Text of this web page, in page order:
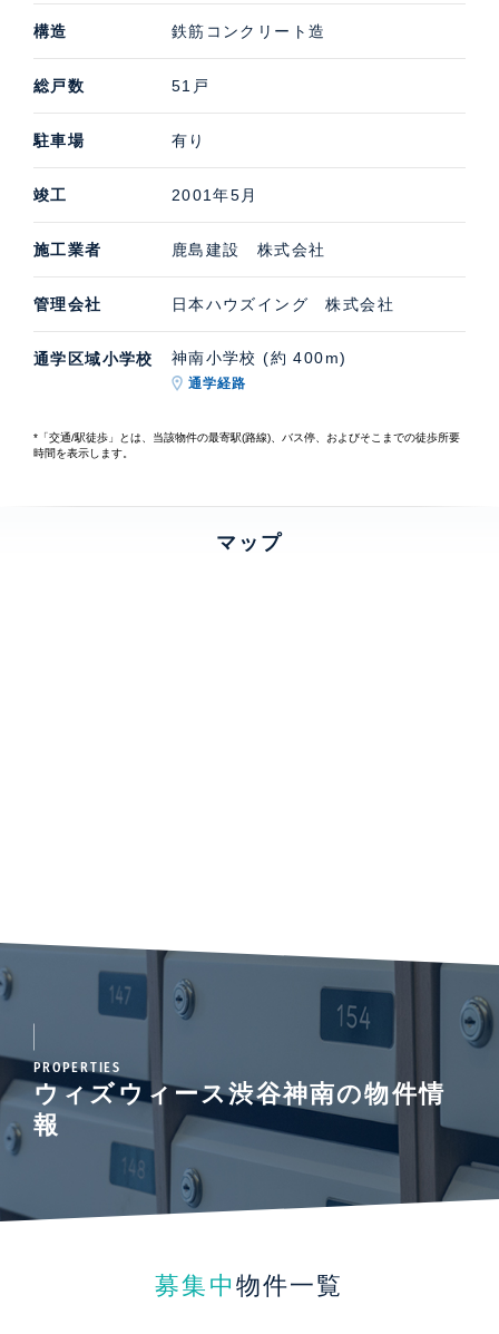
構造 鉄筋コンクリート造
総戸数 51戸
駐車場 有り
竣工 2001年5月
施工業者 鹿島建設 株式会社
管理会社 日本ハウズイング 株式会社
通学区域小学校 神南小学校 (約 400m)
通学経路
*「交通/駅徒歩」とは、当該物件の最寄駅(路線)、バス停、およびそこまでの徒歩所要
時間を表示します。
マップ
PROPERTIES
ウィズウィース渋谷神南の物件情
報
募集中 物件一覧